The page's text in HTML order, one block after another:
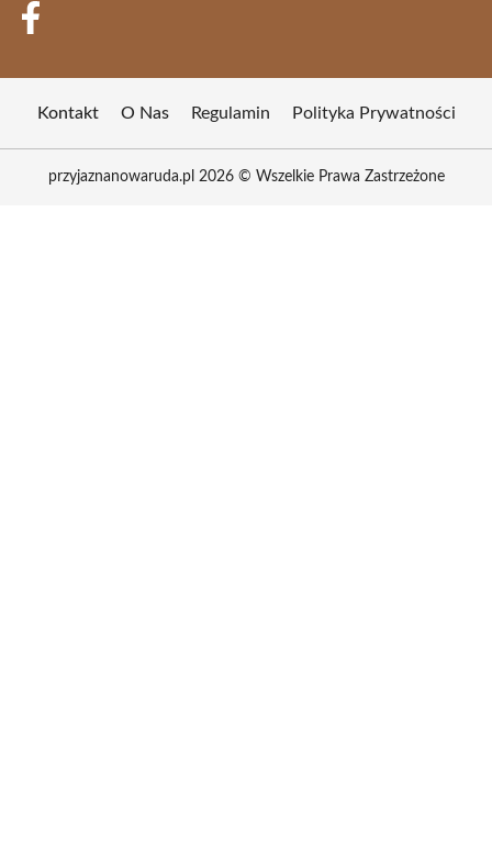
Kontakt O Nas Regulamin Polityka Prywatności
przyjaznanowaruda.pl 2026 © Wszelkie Prawa Zastrzeżone